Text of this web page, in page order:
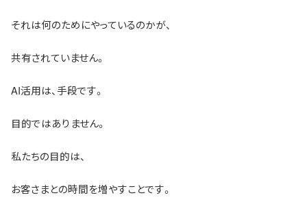
それは何のためにやっているのかが、
共有されていません。
AI活用は、手段です。
目的ではありません。
私たちの目的は、
お客さまとの時間を増やすことです。